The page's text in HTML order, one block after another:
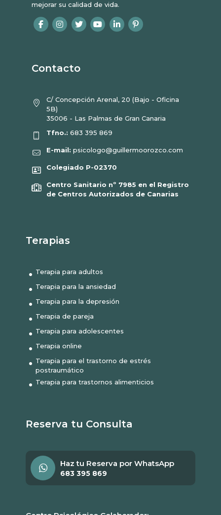
mejorar su calidad de vida.
Contacto
C/ Concepción Arenal, 20 (Bajo - Oficina
5B)
35006 - Las Palmas de Gran Canaria
Tfno.: 683 395 869
E-mail: psicologo@guillermoorozco.com
Colegiado P-02370
Centro Sanitario nº 7985 en el Registro
de Centros Autorizados de Canarias
Terapias
Terapia para adultos
Terapia para la ansiedad
Terapia para la depresión
Terapia de pareja
Terapia para adolescentes
Terapia online
Terapia para el trastorno de estrés
postraumático
Terapia para trastornos alimenticios
Reserva tu Consulta
Haz tu Reserva por WhatsApp
683 395 869